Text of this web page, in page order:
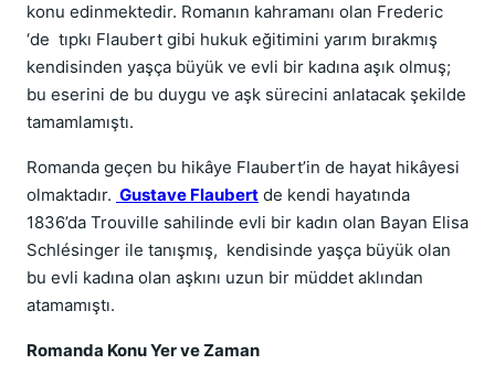
konu edinmektedir. Romanın kahramanı olan Frederic
‘de tıpkı Flaubert gibi hukuk eğitimini yarım bırakmış
kendisinden yaşça büyük ve evli bir kadına aşık olmuş;
bu eserini de bu duygu ve aşk sürecini anlatacak şekilde
tamamlamıştı.
Romanda geçen bu hikâye Flaubert’in de hayat hikâyesi
olmaktadır. Gustave Flaubert de kendi hayatında
1836’da Trouville sahilinde evli bir kadın olan Bayan Elisa
Schlésinger ile tanışmış, kendisinde yaşça büyük olan
bu evli kadına olan aşkını uzun bir müddet aklından
atamamıştı.
Romanda Konu Yer ve Zaman